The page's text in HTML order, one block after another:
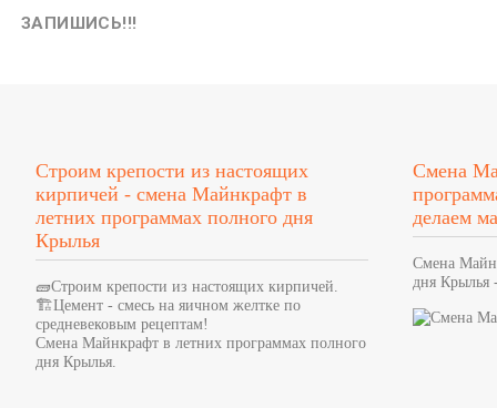
ЗАПИШИСЬ!!!
Строим крепости из настоящих
кирпичей - смена Майнкрафт в
летних программах полного дня
Крылья
🧱Строим крепости из настоящих кирпичей.
🏗Цемент - смесь на яичном желтке по
средневековым рецептам!
Смена Майнкрафт в летних программах полного
дня Крылья.
Смена
делаем
Смена
дня Крылья